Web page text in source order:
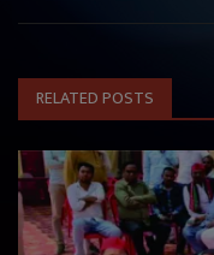
RELATED POSTS